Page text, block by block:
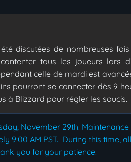
discutées de nombreuses fois
tous les joueurs lors
celle de mardi est
pourront se connecter dès 9
à Blizzard pour régler les soucis.
November 29th. Maintenance
9:00 AM PST. During this time, all
you for your patience.